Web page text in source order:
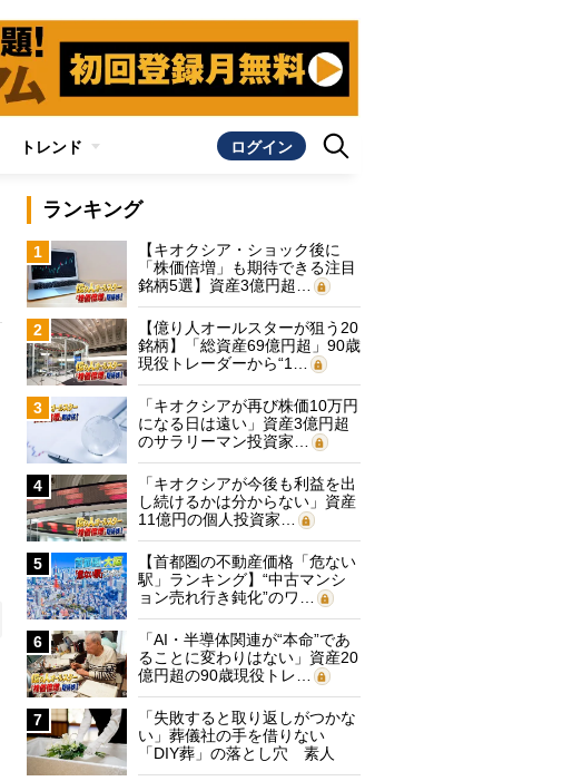
トレンド ログイン
ランキング
1
【キオクシア・ショック後に
「株価倍増」も期待できる注目
銘柄5選】資産3億円超…
2
【億り人オールスターが狙う20
銘柄】「総資産69億円超」90歳
現役トレーダーから“1…
3
「キオクシアが再び株価10万円
になる日は遠い」資産3億円超
のサラリーマン投資家…
4
「キオクシアが今後も利益を出
し続けるかは分からない」資産
11億円の個人投資家…
5
【首都圏の不動産価格「危ない
駅」ランキング】“中古マンシ
ョン売れ行き鈍化”のワ…
6
「AI・半導体関連が“本命”であ
ることに変わりはない」資産20
億円超の90歳現役トレ…
7
「失敗すると取り返しがつかな
い」葬儀社の手を借りない
「DIY葬」の落とし穴 素人
に…